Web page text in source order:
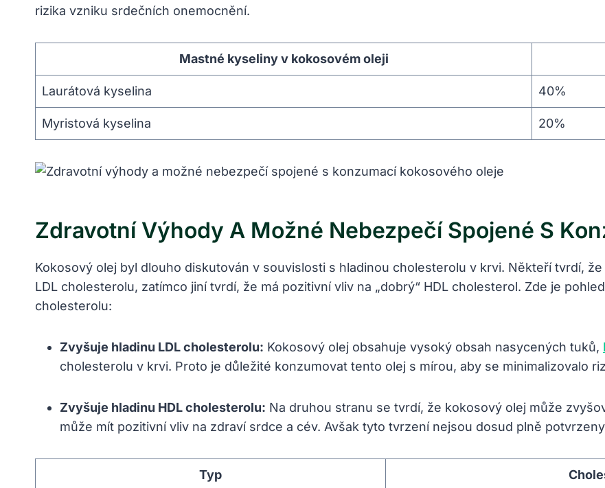
rizika vzniku srdečních onemocnění.
Mastné kyseliny v kokosovém oleji
Laurátová kyselina 40%
Myristová kyselina 20%
Zdravotní Výhody A Možné Nebezpečí Spojené S
Kokosový olej byl dlouho diskutován v souvislosti s hladinou cholesterolu v krvi. Někteří tvrdí,
LDL cholesterolu, zatímco jiní tvrdí, že má pozitivní vliv na „dobrý“ HDL cholesterol. Zde je
cholesterolu:
Zvyšuje hladinu LDL cholesterolu: Kokosový olej obsahuje vysoký obsah nasycených tuků,
cholesterolu v krvi. Proto je důležité konzumovat tento olej s mírou, aby se minimalizovalo
Zvyšuje hladinu HDL cholesterolu: Na druhou stranu se tvrdí, že kokosový olej může
může mít pozitivní vliv na zdraví srdce a cév. Avšak tyto tvrzení nejsou dosud plně
Typ